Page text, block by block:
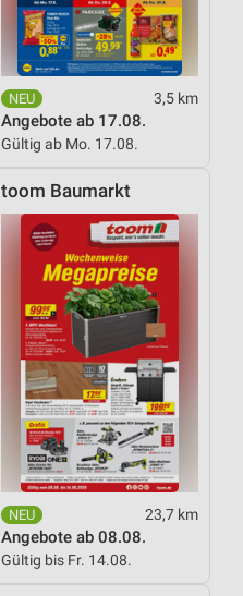
3,5 km
Angebote ab 17.08.
Gültig ab Mo. 17.08.
toom Baumarkt
23,7 km
Angebote ab 08.08.
Gültig bis Fr. 14.08.